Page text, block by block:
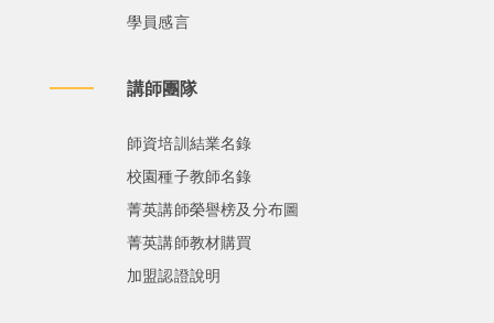
學員感言
講師團隊
師資培訓結業名錄
校園種子教師名錄
菁英講師榮譽榜及分布圖
菁英講師教材購買
加盟認證說明